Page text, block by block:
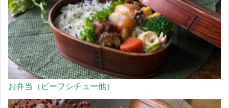
お弁当（ビーフシチュー他）